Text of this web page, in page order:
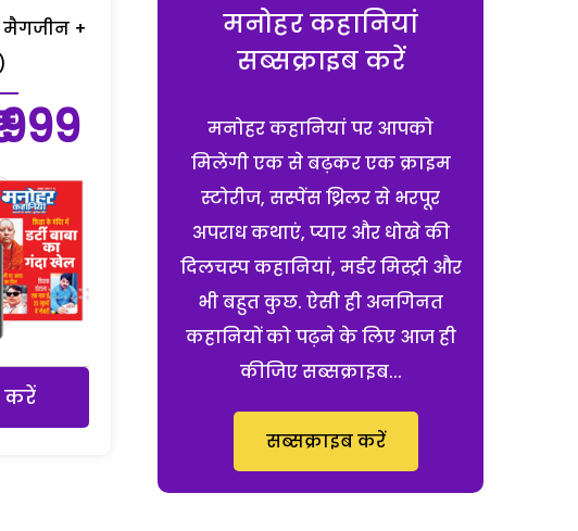
मैगजीन +
999
करें
मनोहर कहानियां
सब्सक्राइब करें
मनोहर कहानियां पर आपको
मिलेंगी एक से बढ़कर एक क्राइम
स्टोरीज, सस्पेंस थ्रिलर से भरपूर
अपराध कथाएं, प्यार और धोखे की
दिलचस्प कहानियां, मर्डर मिस्ट्री और
भी बहुत कुछ. ऐसी ही अनगिनत
कहानियों को पढ़ने के लिए आज ही
कीजिए सब्सक्राइब...
सब्सक्राइब करें